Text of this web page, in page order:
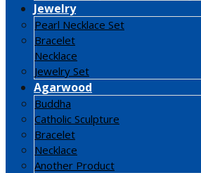
Jewelry
Pearl Necklace Set
Bracelet
Necklace
Jewelry Set
Agarwood
Buddha
Catholic Sculpture
Bracelet
Necklace
Another Product